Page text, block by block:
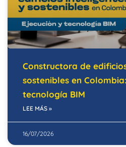
Constructora de
sostenibles en
tecnología BIM
LEE MÁS »
16/07/2026